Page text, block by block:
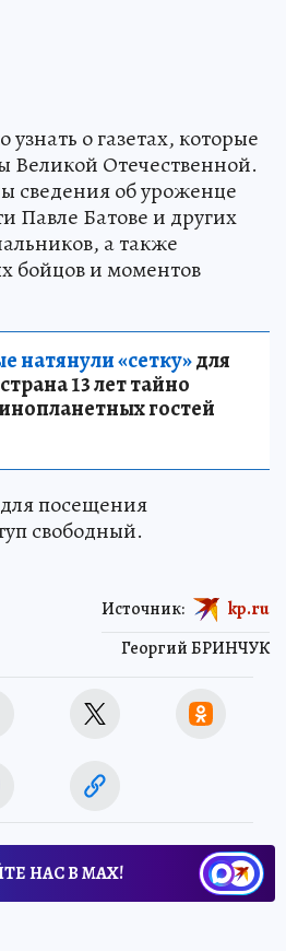
о газетах, которые
Великой Отечественной.
сведения об уроженце
Павле Батове и других
а также
бойцов и моментов
натянули «сетку»для
13 лет тайно
гостей
посещения
свободный.
Георгий БРИНЧУК
Источник: kp.ru
НАС В МАХ!